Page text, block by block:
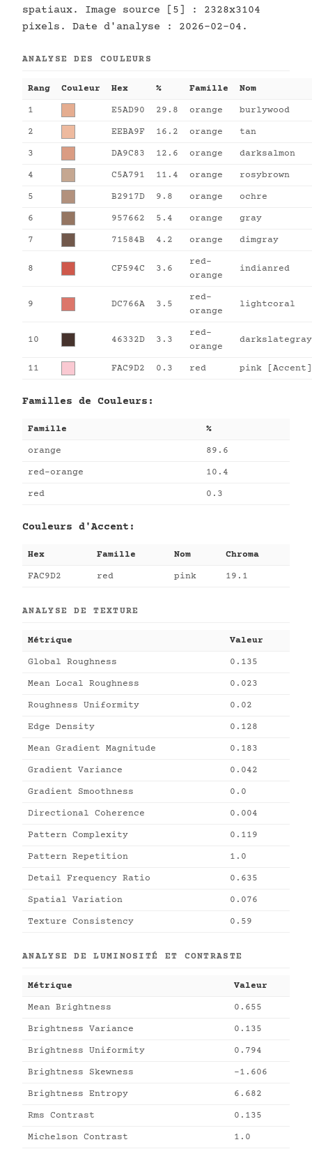
spatiaux. Image source [5] : 2328x3104
pixels. Date d'analyse : 2026-02-04.
ANALYSE DES COULEURS
Rang Couleur Hex % Famille Nom
1 E5AD90 29.8 orange burlywood
2 EEBA9F 16.2 orange tan
3 DA9C83 12.6 orange darksalmon
4 C5A791 11.4 orange rosybrown
5 B2917D 9.8 orange ochre
6 957662 5.4 orange gray
7 71584B 4.2 orange dimgray
8 CF594C 3.6
red-
orange
indianred
9 DC766A 3.5
red-
orange
lightcoral
10 46332D 3.3
red-
orange
darkslategray
11 FAC9D2 0.3 red pink [Accent]
Familles de Couleurs:
Famille %
orange 89.6
red-orange 10.4
red 0.3
Couleurs d'Accent:
Hex Famille Nom Chroma
FAC9D2 red pink 19.1
ANALYSE DE TEXTURE
Métrique Valeur
Global Roughness 0.135
Mean Local Roughness 0.023
Roughness Uniformity 0.02
Edge Density 0.128
Mean Gradient Magnitude 0.183
Gradient Variance 0.042
Gradient Smoothness 0.0
Directional Coherence 0.004
Pattern Complexity 0.119
Pattern Repetition 1.0
Detail Frequency Ratio 0.635
Spatial Variation 0.076
Texture Consistency 0.59
ANALYSE DE LUMINOSITÉ ET CONTRASTE
Métrique Valeur
Mean Brightness 0.655
Brightness Variance 0.135
Brightness Uniformity 0.794
Brightness Skewness -1.606
Brightness Entropy 6.682
Rms Contrast 0.135
Michelson Contrast 1.0